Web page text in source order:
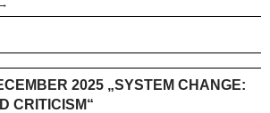
2025 „SYSTEM CHANGE:
CRITICISM“